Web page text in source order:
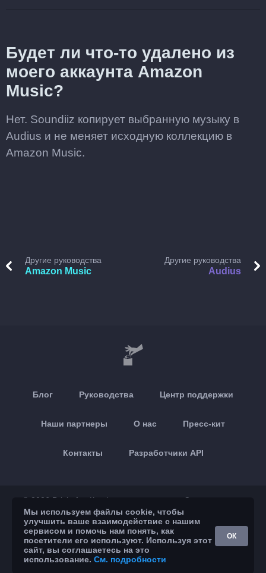
Будет ли что-то удалено из
моего аккаунта Amazon
Music?
Нет. Soundiiz копирует выбранную музыку в
Audius и не меняет исходную коллекцию в
Amazon Music.
Другие руководства
Amazon Music
Другие руководства
Audius
Блог Руководства Центр поддержки
Наши партнеры О нас Пресс-кит
Контакты Разработчики API
© 2026 Brickoft Конфиденциальность Статус сервиса
App Store Google Play
Мы используем файлы cookie, чтобы
улучшить ваше взаимодействие с нашим
сервисом и помочь нам понять, как
посетители его используют. Используя этот
сайт, вы соглашаетесь на это
использование. См. подробности
ОК